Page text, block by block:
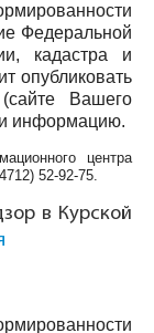
Федеральной
кадастра и
опубликовать
Вашего
информацию.
центра
52-92-75.
в Курской